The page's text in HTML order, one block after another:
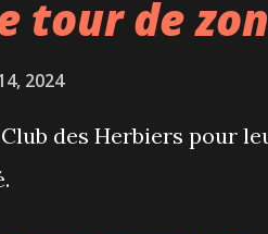
tour de
2024
des Herbiers pour